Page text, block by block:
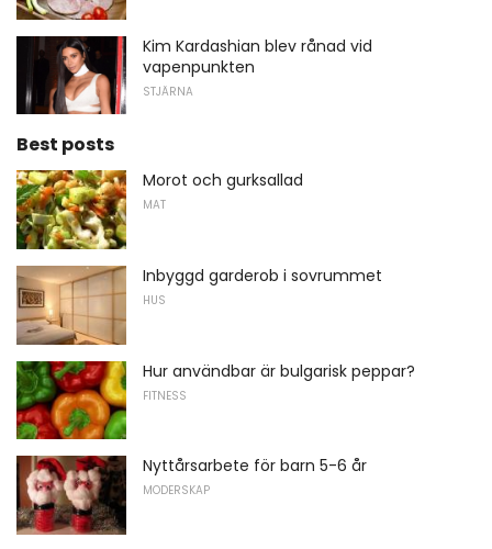
Kim Kardashian blev rånad vid
vapenpunkten
STJÄRNA
Best posts
Morot och gurksallad
MAT
Inbyggd garderob i sovrummet
HUS
Hur användbar är bulgarisk peppar?
FITNESS
Nyttårsarbete för barn 5-6 år
MODERSKAP